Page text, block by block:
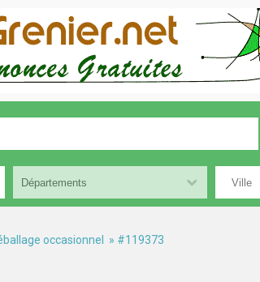
occasionnel » #119373